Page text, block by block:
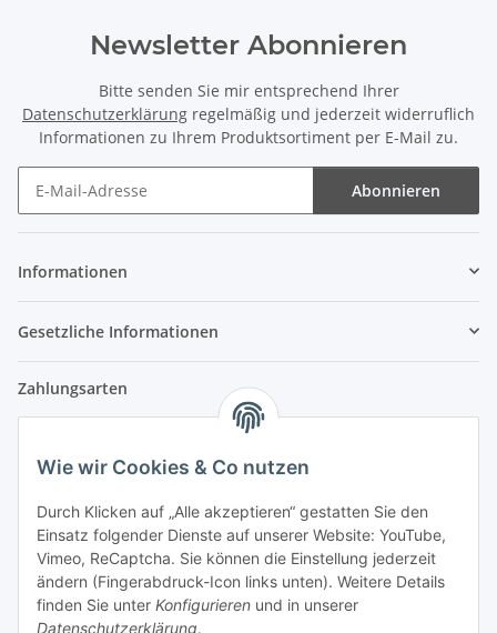
Wie wir Cookies & Co nutzen
Durch Klicken auf „Alle akzeptieren“ gestatten Sie den
Einsatz folgender Dienste auf unserer Website: YouTube,
Vimeo, ReCaptcha. Sie können die Einstellung jederzeit
ändern (Fingerabdruck-Icon links unten). Weitere Details
finden Sie unter Konfigurieren und in unserer
Datenschutzerklärung.
Newsletter Abonnieren
Bitte senden Sie mir entsprechend Ihrer
Datenschutzerklärung regelmäßig und jederzeit widerruflich
Informationen zu Ihrem Produktsortiment per E-Mail zu.
Abonnieren
Informationen
Gesetzliche Informationen
Zahlungsarten
Versandpartner
Partner